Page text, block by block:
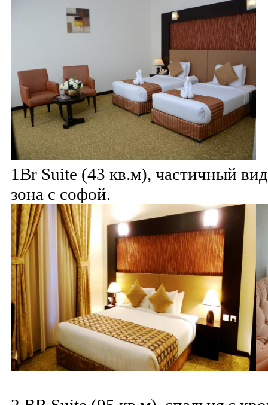
1Br Suite (43 кв.м), частичный
зона с софой.